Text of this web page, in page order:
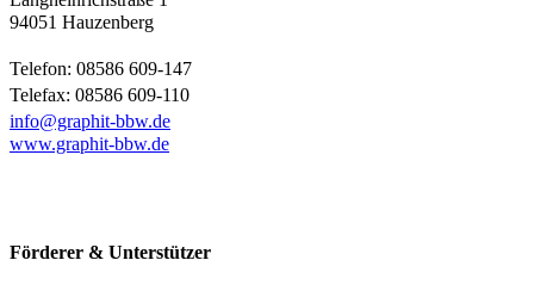
94051 Hauzenberg
Telefon: 08586 609-147
Telefax: 08586 609-110
info@graphit-bbw.de
www.graphit-bbw.de
Förderer & Unterstützer